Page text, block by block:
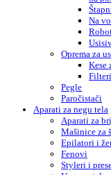
Na
Oprema za
Kese
Filteri
Pegle
Paročistači
Aparati za negu tela
Aparati za
Mašinice za
Epilatori i
Fenovi
Styleri i